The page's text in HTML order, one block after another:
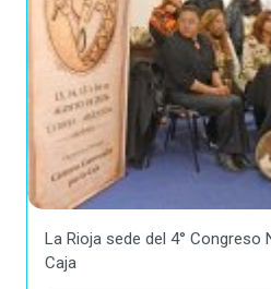
La Rioja sede del 4° Congreso
Caja